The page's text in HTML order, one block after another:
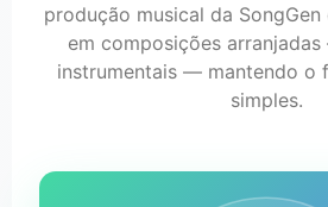
produção musical da
em composições
instrumentais — mantendo o
simples.